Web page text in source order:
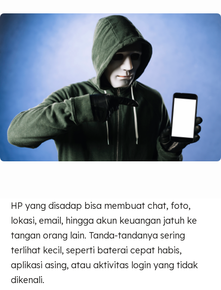
HP yang disadap bisa membuat chat, foto,
lokasi, email, hingga akun keuangan jatuh ke
tangan orang lain. Tanda-tandanya sering
terlihat kecil, seperti baterai cepat habis,
aplikasi asing, atau aktivitas login yang tidak
dikenali.